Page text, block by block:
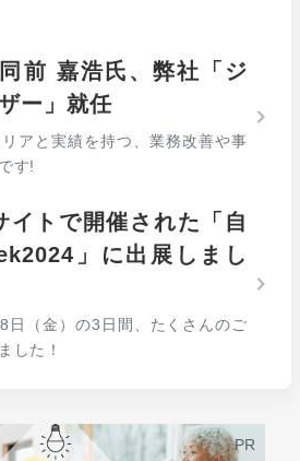
前 嘉浩氏、弊社「ジ
ー」就任
アと実績を持つ、業務改善や事
す!
イトで開催された「自
」に出展しまし
日（金）の3日間、たくさんのご
した！
PR